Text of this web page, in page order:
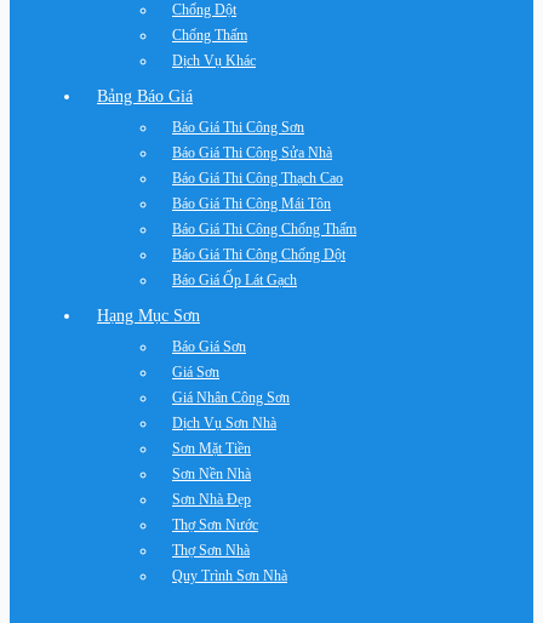
Chống Dột
Chống Thấm
Dịch Vụ Khác
Bảng Báo Giá
Báo Giá Thi Công Sơn
Báo Giá Thi Công Sửa Nhà
Báo Giá Thi Công Thạch Cao
Báo Giá Thi Công Mái Tôn
Báo Giá Thi Công Chống Thấm
Báo Giá Thi Công Chống Dột
Báo Giá Ốp Lát Gạch
Hạng Mục Sơn
Báo Giá Sơn
Giá Sơn
Giá Nhân Công Sơn
Dịch Vụ Sơn Nhà
Sơn Mặt Tiền
Sơn Nền Nhà
Sơn Nhà Đẹp
Thợ Sơn Nước
Thợ Sơn Nhà
Quy Trình Sơn Nhà